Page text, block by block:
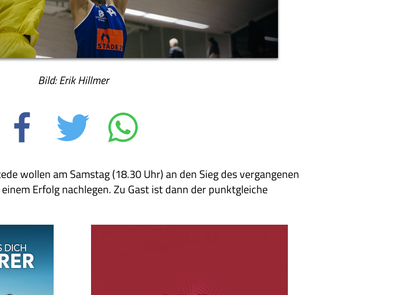
Bild: Erik Hillmer
wollen am Samstag (18.30 Uhr) an den Sieg des vergangenen
Erfolg nachlegen. Zu Gast ist dann der punktgleiche